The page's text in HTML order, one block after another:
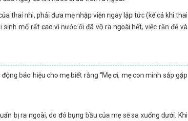
thai nhi, phải đưa mẹ nhập viện ngay lập tức (kể cả khi thai
mổ rất cao vì nước ối đã vỡ ra ngoài hết, việc rặn đẻ và
báo hiệu cho mẹ biết rằng “Mẹ ơi, mẹ con mình sắp gặp
bị ra ngoài, do đó bụng bầu của mẹ sẽ sa xuống dưới. Khi